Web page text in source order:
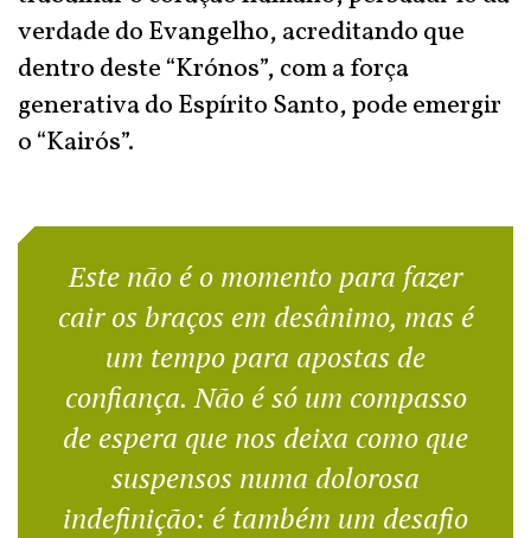
verdade do Evangelho, acreditando que
dentro deste “Krónos”, com a força
generativa do Espírito Santo, pode emergir
o “Kairós”.
Este não é o momento para fazer
cair os braços em desânimo, mas é
um tempo para apostas de
confiança. Não é só um compasso
de espera que nos deixa como que
suspensos numa dolorosa
indefinição: é também um desafio